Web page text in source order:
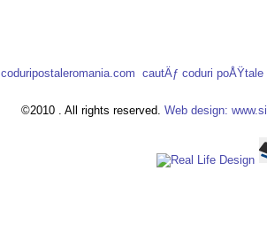
coduripostaleromania.com cautÄƒ coduri
©2010 . All rights reserved. Web design: